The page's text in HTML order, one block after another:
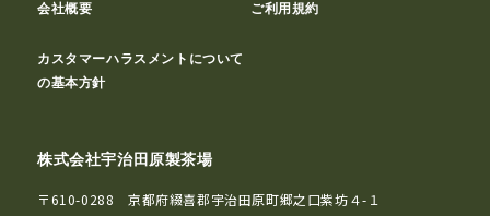
会社概要 ご利用規約
カスタマーハラスメントについて
の基本方針
株式会社宇治田原製茶場
〒610-0288 京都府綴喜郡宇治田原町郷之口紫坊４-１